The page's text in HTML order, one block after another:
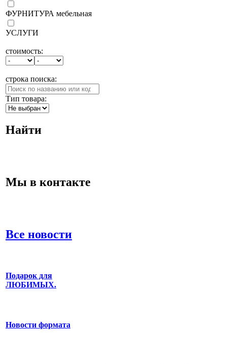
ФУРНИТУРА мебельная
УСЛУГИ
стоимость:
строка поиска:
Тип товара:
Найти
Мы в контакте
Все новости
Подарок для
ЛЮБИМЫХ.
Новости формата